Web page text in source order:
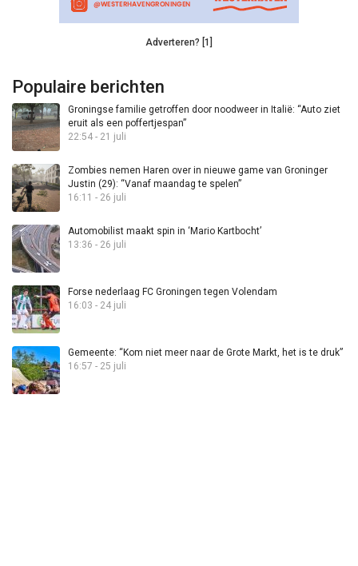
Adverteren? [1]
Populaire berichten
Groningse familie getroffen door noodweer in Italië: “Auto ziet
eruit als een poffertjespan”
22:54 - 21 juli
Zombies nemen Haren over in nieuwe game van Groninger
Justin (29): “Vanaf maandag te spelen”
16:11 - 26 juli
Automobilist maakt spin in ‘Mario Kartbocht’
13:36 - 26 juli
Forse nederlaag FC Groningen tegen Volendam
16:03 - 24 juli
Gemeente: “Kom niet meer naar de Grote Markt, het is te druk”
16:57 - 25 juli